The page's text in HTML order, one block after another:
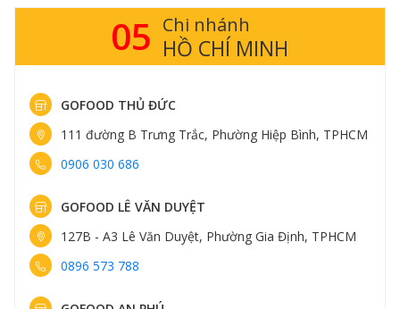
05 Chi nhánh
HỒ CHÍ MINH
GOFOOD THỦ ĐỨC
111 đường B Trưng Trắc, Phường Hiệp Bình, TPHCM
0906 030 686
GOFOOD LÊ VĂN DUYỆT
127B - A3 Lê Văn Duyệt, Phường Gia Định, TPHCM
0896 573 788